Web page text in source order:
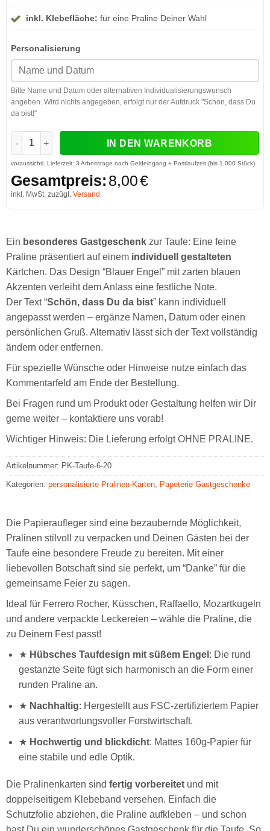
inkl. Klebefläche: für eine Praline Deiner Wahl
Personalisierung
Bitte Name und Datum oder alternativen Individualisierungswunsch
angeben. Wird nichts angegeben, erfolgt nur der Aufdruck "Schön, dass Du
da bist!"
Taufe 6 Engel hellblau Menge
IN DEN WARENKORB
voraussichtl. Lieferzeit: 3 Arbeitstage nach Geldeingang + Postlaufzeit (bis 1.000 Stück)
Gesamtpreis: 8,00€
inkl. MwSt. zuzügl. Versand
Ein besonderes Gastgeschenkzur Taufe: Eine feine
Praline präsentiert auf einem individuell gestalteten
Kärtchen. Das Design “Blauer Engel” mit zarten blauen
Akzenten verleiht dem Anlass eine festliche Note.
Der Text “Schön, dass Du da bist” kann individuell
angepasst werden – ergänze Namen, Datum oder einen
persönlichen Gruß. Alternativ lässt sich der Text vollständig
ändern oder entfernen.
Für spezielle Wünsche oder Hinweise nutze einfach das
Kommentarfeld am Ende der Bestellung.
Bei Fragen rund um Produkt oder Gestaltung helfen wir Dir
gerne weiter – kontaktiere uns vorab!
Wichtiger Hinweis: Die Lieferung erfolgt OHNE PRALINE.
Artikelnummer: PK-Taufe-6-20
Kategorien: personalisierte Pralinen-Karten, Papeterie Gastgeschenke
Die Papieraufleger sind eine bezaubernde Möglichkeit,
Pralinen stilvoll zu verpacken und Deinen Gästen bei der
Taufe eine besondere Freude zu bereiten. Mit einer
liebevollen Botschaft sind sie perfekt, um “Danke” für die
gemeinsame Feier zu sagen.
Ideal für Ferrero Rocher, Küsschen, Raffaello, Mozartkugeln
und andere verpackte Leckereien – wähle die Praline, die
zu Deinem Fest passt!
★ Hübsches Taufdesign mit süßem Engel : Die rund
gestanzte Seite fügt sich harmonisch an die Form einer
runden Praline an.
★ Nachhaltig: Hergestellt aus FSC-zertifiziertem Papier
aus verantwortungsvoller Forstwirtschaft.
★ Hochwertig und blickdicht: Mattes 160g-Papier für
eine stabile und edle Optik.
Die Pralinenkarten sind fertig vorbereitetund mit
doppelseitigem Klebeband versehen. Einfach die
Schutzfolie abziehen, die Praline aufkleben – und schon